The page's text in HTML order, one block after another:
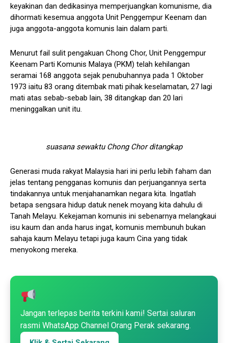
keyakinan dan dedikasinya memperjuangkan komunisme, dia
dihormati kesemua anggota Unit Penggempur Keenam dan
juga anggota-anggota komunis lain dalam parti.
Menurut fail sulit pengakuan Chong Chor, Unit Penggempur
Keenam Parti Komunis Malaya (PKM) telah kehilangan
seramai 168 anggota sejak penubuhannya pada 1 Oktober
1973 iaitu 83 orang ditembak mati pihak keselamatan, 27 lagi
mati atas sebab-sebab lain, 38 ditangkap dan 20 lari
meninggalkan unit itu.
suasana sewaktu Chong Chor ditangkap
Generasi muda rakyat Malaysia hari ini perlu lebih faham dan
jelas tentang pengganas komunis dan perjuangannya serta
tindakannya untuk menjahanamkan negara kita. Ingatlah
betapa sengsara hidup datuk nenek moyang kita dahulu di
Tanah Melayu. Kekejaman komunis ini sebenarnya melangkaui
isu kaum dan anda harus ingat, komunis membunuh bukan
sahaja kaum Melayu tetapi juga kaum Cina yang tidak
menyokong mereka.
Jangan terlepas berita terkini kami! Sertai saluran
rasmi WhatsApp Channel Orang Perak sekarang.